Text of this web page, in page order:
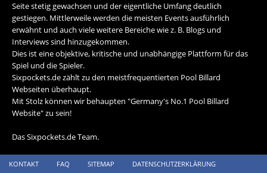
Seite stetig gewachsen und der eigentliche Umfang deutlich
gestiegen. Mittlerweile werden die meisten Events ausführlich
erwähnt und auch viele weitere Bereiche wie z. B. Blogs und
Interviews sind hinzugekommen.
Dies ist eine objektive, kritische und unabhängige Plattform für das
Spiel und die Spieler.
Sixpockets.de zählt zu den meistfrequentierten Pool Billard
Webseiten überhaupt.
Mit Stolz können wir behaupten "Germany's No.1 Pool Billard
Website" zu sein!
Das Sixpockets.de Team.
KONTAKT FAQ SITEMAP DATENSCHUTZERKLÄRUNG